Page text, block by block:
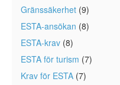
Gränssäkerhet (9)
ESTA-ansökan (8)
ESTA-krav (8)
ESTA för turism (7)
Krav för ESTA (7)